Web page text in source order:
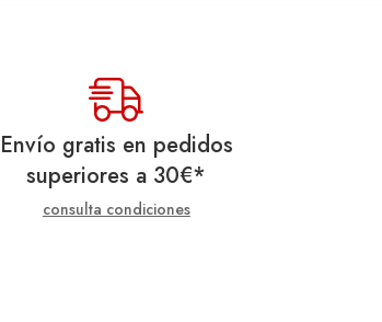
Envío gratis en pedidos
superiores a 30€*
consulta condiciones